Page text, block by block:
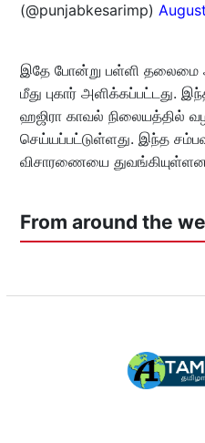
(@punjabkesarimp)
இதே போன்று பள்ளி தலைமை
மீது புகார் அளிக்கப்பட்டது.
ஹஜிரா காவல் நிலையத்தில்
செய்யப்பட்டுள்ளது. இந்த
விசாரணையை
From around the